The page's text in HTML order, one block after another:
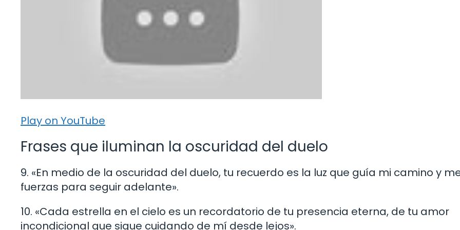
Play on YouTube
Frases que iluminan la oscuridad del duelo
9. «En medio de la oscuridad del duelo, tu recuerdo es la luz que guía mi camino y
fuerzas para seguir adelante».
10. «Cada estrella en el cielo es un recordatorio de tu presencia eterna, de tu amor
incondicional que sigue cuidando de mí desde lejos».